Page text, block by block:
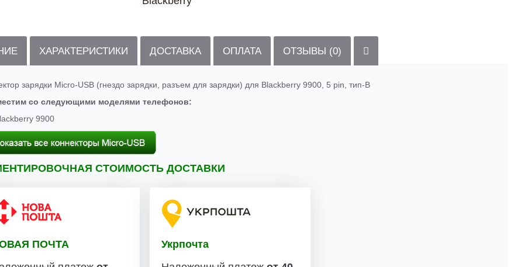
ХАРАКТЕРИСТИКИ ДОСТАВКА ОПЛАТА ОТЗЫВЫ (0)
зарядки Micro-USB (гнездо зарядки, разъем для зарядки) для Blackberry 9900, 5 pin, тип-B
со следующими моделями телефонов:
9900
СТОИМОСТЬ ДОСТАВКИ
ПОЧТА
Укрпочта